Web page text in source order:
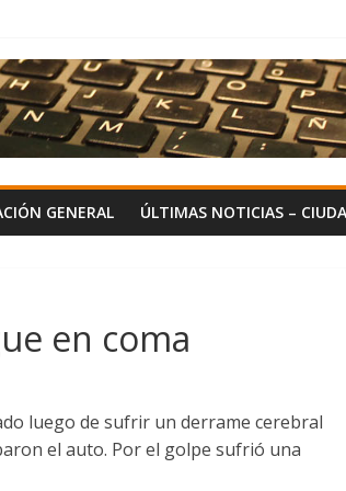
GENERAL ÚLTIMAS NOTICIAS –
en coma
luego de sufrir un derrame cerebral
el auto. Por el golpe sufrió una